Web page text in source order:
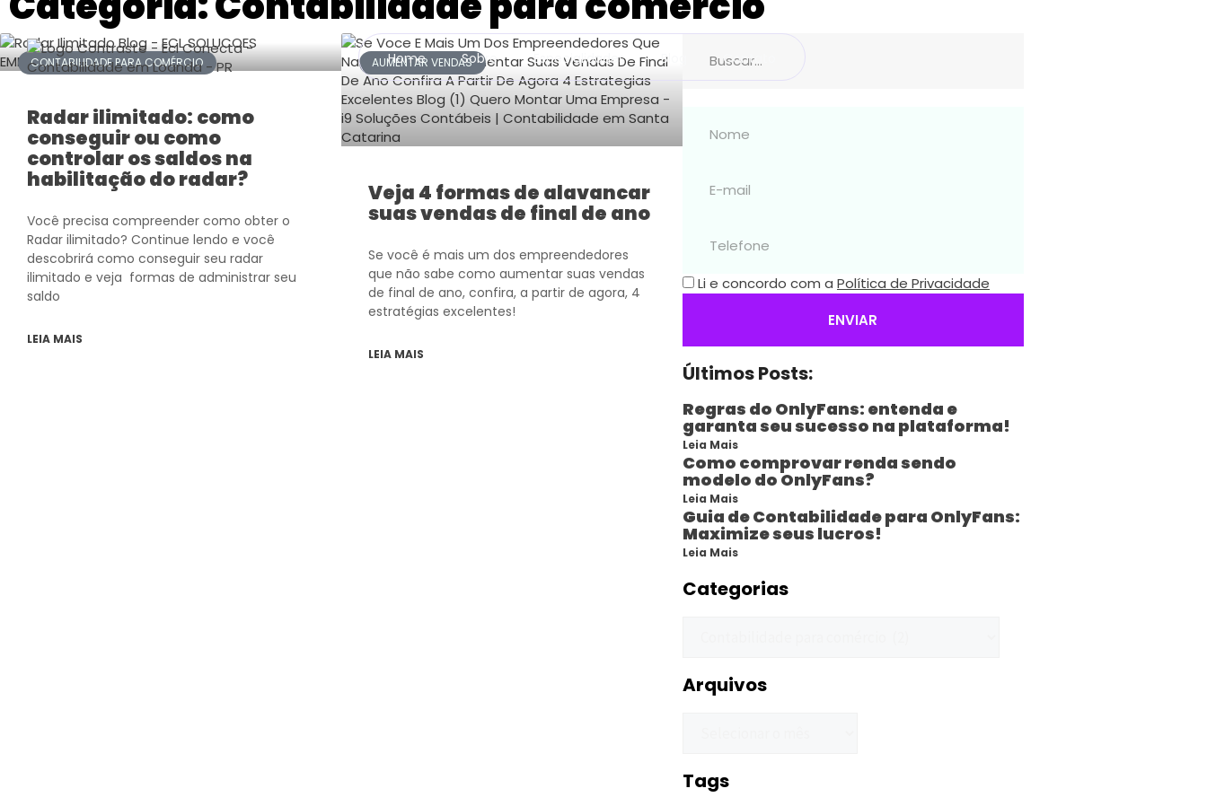
Home Sobre Especialidades Blog Contato
CONTABILIDADE PARA COMÉRCIO
Radar ilimitado: como
conseguir ou como
controlar os saldos na
habilitação do radar?
Você precisa compreender como obter o
Radar ilimitado? Continue lendo e você
descobrirá como conseguir seu radar
ilimitado e veja formas de administrar seu
saldo
LEIA MAIS
AUMENTAR VENDAS
Veja 4 formas de alavancar
suas vendas de final de ano
Se você é mais um dos empreendedores
que não sabe como aumentar suas vendas
de final de ano, confira, a partir de agora, 4
estratégias excelentes!
LEIA MAIS
Li e concordo com a Política de Privacidade
ENVIAR
Últimos Posts:
Regras do OnlyFans: entenda e
garanta seu sucesso na plataforma!
Leia Mais
Como comprovar renda sendo
modelo do OnlyFans?
Leia Mais
Guia de Contabilidade para OnlyFans:
Maximize seus lucros!
Leia Mais
Categorias
Arquivos
Tags